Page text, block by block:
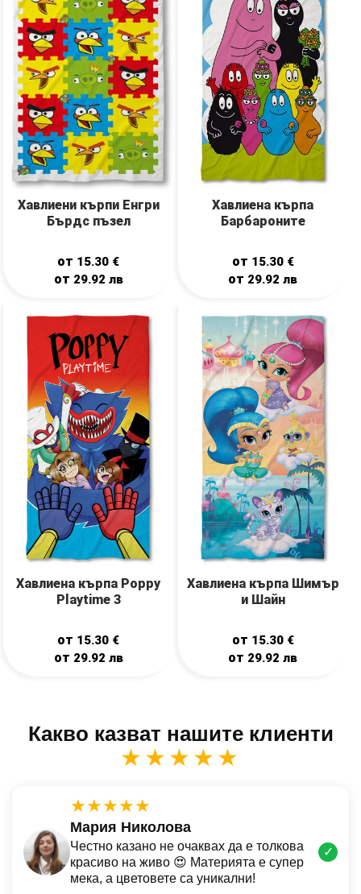
Хавлиени кърпи Енгри
Бърдс пъзел
от 15.30 €
от 29.92 лв
Хавлиена кърпа
Барбароните
от 15.30 €
от 29.92лв
Хавлиена кърпа Poppy
Playtime 3
от 15.30 €
от 29.92 лв
Хавлиена кърпа Шимър
и Шайн
от 15.30 €
от 29.92лв
Какво казват нашите клиенти
★★★★★
★★★★★
Мария Николова
Честно казано не очаквах да е толкова
красиво на живо 😍 Материята е супер
мека, а цветовете са уникални!
✓